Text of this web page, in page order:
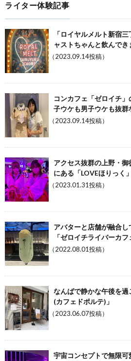
ライター体験記事
「ロイヤルメルト新宿
ャストちゃんと飲んでき
（2023.09.14投稿）
コンカフェ「ゼロイチ
子ウケも男子ウケも抜群
（2023.09.14投稿）
アクセス抜群の上野・
にある「LOVEほりっく」
（2023.01.31投稿）
アバターと店舗が融合
「ゼロイチライバーカフ
（2022.08.01投稿）
なんばで静かな午後を
(カフェドポルテ)」
（2023.06.07投稿）
宇宙コンセプトで無限